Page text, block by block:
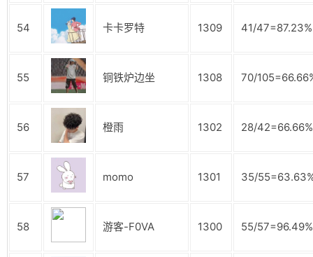
54 卡卡罗特 1309 41/47=87.23%
55 铜铁炉边坐 1308 70/
56 橙雨 1302 28/42=66.66%
57 momo 1301 35/
58 游客-F0VA 1300 55/57=96.49%